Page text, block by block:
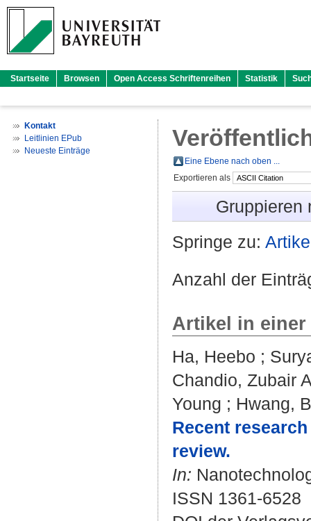
Startseite Browsen Open Access Schriftenreihen Statistik
Kontakt
Leitlinien EPub
Neueste Einträge
Eine Ebene nach oben ...
Exportieren als
Gruppieren
Springe zu:
Anzahl der
Artikel in
Ha, Heebo ;
Chandio, Zubair
Young ; Hwang,
Recent
review.
In:
ISSN 1361-6528